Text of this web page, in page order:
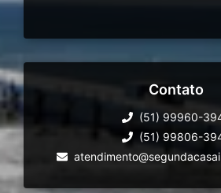
Contato
(51) 99960-
(51) 99806-